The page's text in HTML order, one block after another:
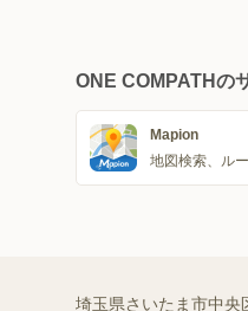
ONE COMPATHの
Mapion
地図検索、ル
埼玉県さいたま市中央